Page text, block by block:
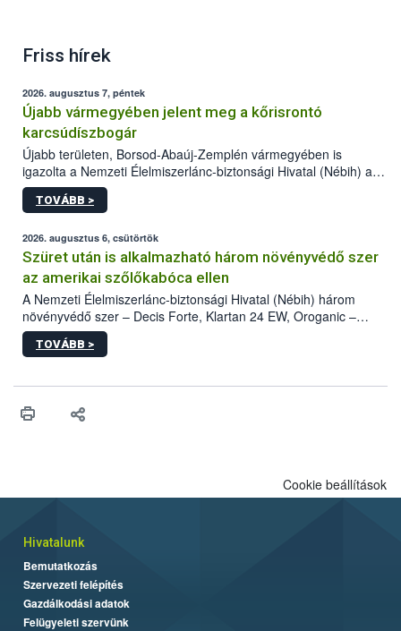
Friss hírek
2026. augusztus 7, péntek
Újabb vármegyében jelent meg a kőrisrontó
karcsúdíszbogár
Újabb területen, Borsod-Abaúj-Zemplén vármegyében is
igazolta a Nemzeti Élelmiszerlánc-biztonsági Hivatal (Nébih) a
kőrisrontó karcsúdíszbogár (Agrilus planipennis) jelenlétét. A
kártevőt nem csak színcsapdában találták meg, de már fertőzött
az intenzív felderítést, emellett az intézkedéseket a szlovák
hatósággal is összehangolják a terjedés megállítása érdekében.
TOVÁBB >
2026. augusztus 6, csütörtök
Szüret után is alkalmazható három növényvédő szer
az amerikai szőlőkabóca ellen
A Nemzeti Élelmiszerlánc-biztonsági Hivatal (Nébih) három
növényvédő szer – Decis Forte, Klartan 24 EW, Oroganic –
engedélyokiratát módosította, így azok a szüretet követően,
egészen a vesszőérettség (BBCH 91) stádiumáig
érésű szőlőkben is legyen lehetőség a károsító elleni további
felhasználók számára is elérhető és ökológiai termesztésben is
TOVÁBB >
Cookie beállítások
Hivatalunk
Bemutatkozás
Szervezeti felépítés
Gazdálkodási adatok
Felügyeleti szervünk